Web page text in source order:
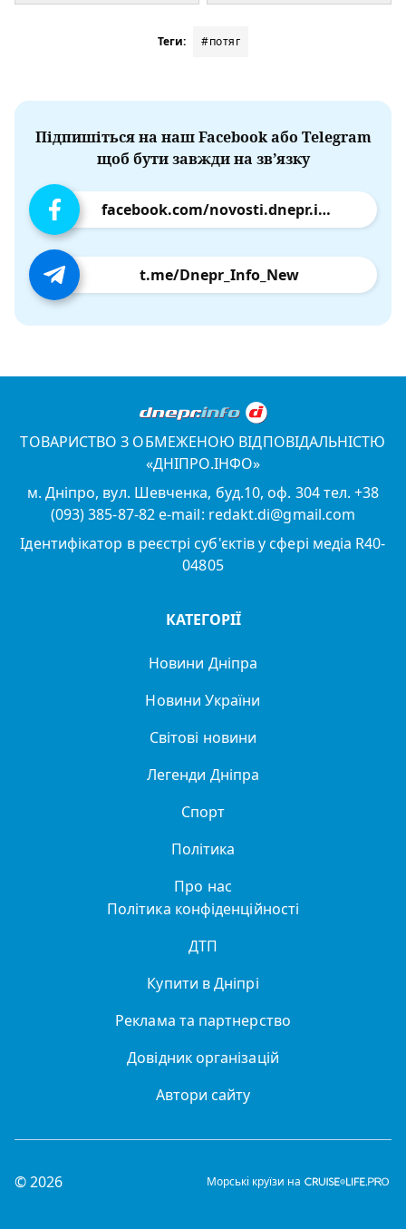
Теги: #потяг
Підпишіться на наш Facebook або Telegram
щоб бути завжди на зв’язку
facebook.com/novosti.dnepr.info
t.me/Dnepr_Info_New
ТОВАРИСТВО З ОБМЕЖЕНОЮ ВІДПОВІДАЛЬНІСТЮ
«ДНІПРО.ІНФО»
м. Дніпро, вул. Шевченка, буд.10, оф. 304 тел. +38
(093) 385-87-82 e-mail: redakt.di@gmail.com
Ідентифікатор в реєстрі суб'єктів у сфері медіа R40-
04805
КАТЕГОРІЇ
Новини Дніпра
Новини України
Світові новини
Легенди Дніпра
Спорт
Політика
Про нас
Політика конфіденційності
ДТП
Купити в Дніпрі
Реклама та партнерство
Довідник організацій
Автори сайту
© 2026 Морські круїзи на